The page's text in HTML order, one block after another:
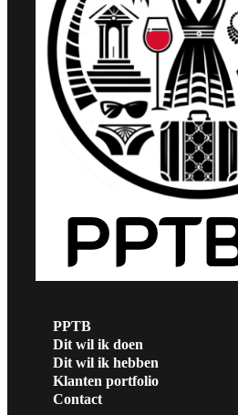
PPTB
Dit wil ik doen
Dit wil ik hebben
Klanten portfolio
Contact